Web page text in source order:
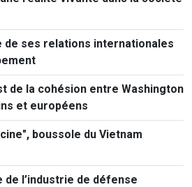
de ses relations internationales
de la cohésion entre Washington
et européens
boussole du Vietnam
l’industrie de défense